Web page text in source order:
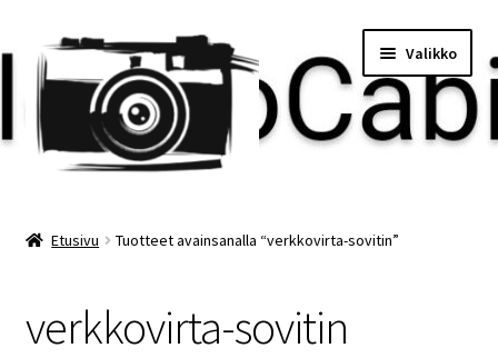
Siirry
navigointiin
Siirry
sisältöön
Valikko
Minun tilini
Etusivu Tuotteet avainsanalla “verkkovirta-sovitin”
verkkovirta-sovitin